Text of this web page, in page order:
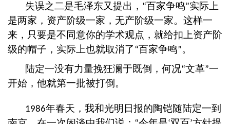
失误之二是毛泽东又提出， “百家争鸣”实际上
是两家，资产阶级一家，无产阶级一家。这样一
来，只要是不同意你的学术观点，就给扣上资产阶
级的帽子，实际上也就取消了 “百家争鸣”。
陆定一没有力量挽狂澜于既倒，何况“文革”一
开始，他就第一批被打倒。
1986年春天，我和光明日报的陶铠随陆定一到